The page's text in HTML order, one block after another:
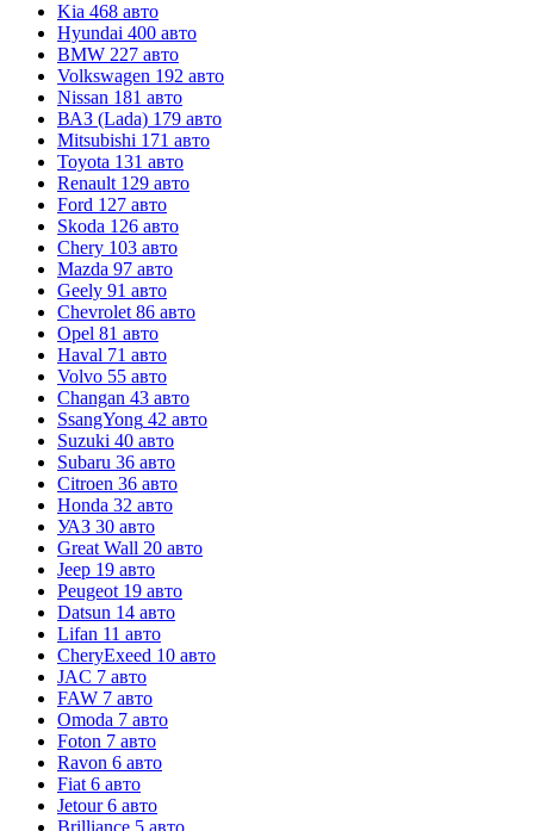
Kia 468 авто
Hyundai 400 авто
BMW 227 авто
Volkswagen 192 авто
Nissan 181 авто
ВАЗ (Lada) 179 авто
Mitsubishi 171 авто
Toyota 131 авто
Renault 129 авто
Ford 127 авто
Skoda 126 авто
Chery 103 авто
Mazda 97 авто
Geely 91 авто
Chevrolet 86 авто
Opel 81 авто
Haval 71 авто
Volvo 55 авто
Changan 43 авто
SsangYong 42 авто
Suzuki 40 авто
Subaru 36 авто
Citroen 36 авто
Honda 32 авто
УАЗ 30 авто
Great Wall 20 авто
Jeep 19 авто
Peugeot 19 авто
Datsun 14 авто
Lifan 11 авто
CheryExeed 10 авто
JAC 7 авто
FAW 7 авто
Omoda 7 авто
Foton 7 авто
Ravon 6 авто
Fiat 6 авто
Jetour 6 авто